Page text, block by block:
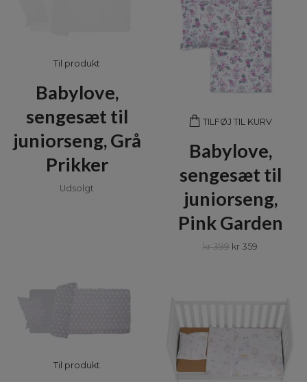
Til produkt
Babylove,
sengesæt til
juniorseng, Grå
Prikker
Udsolgt
TILFØJ TIL KURV
Babylove,
sengesæt til
juniorseng,
Pink Garden
kr 399 kr 359
Til produkt